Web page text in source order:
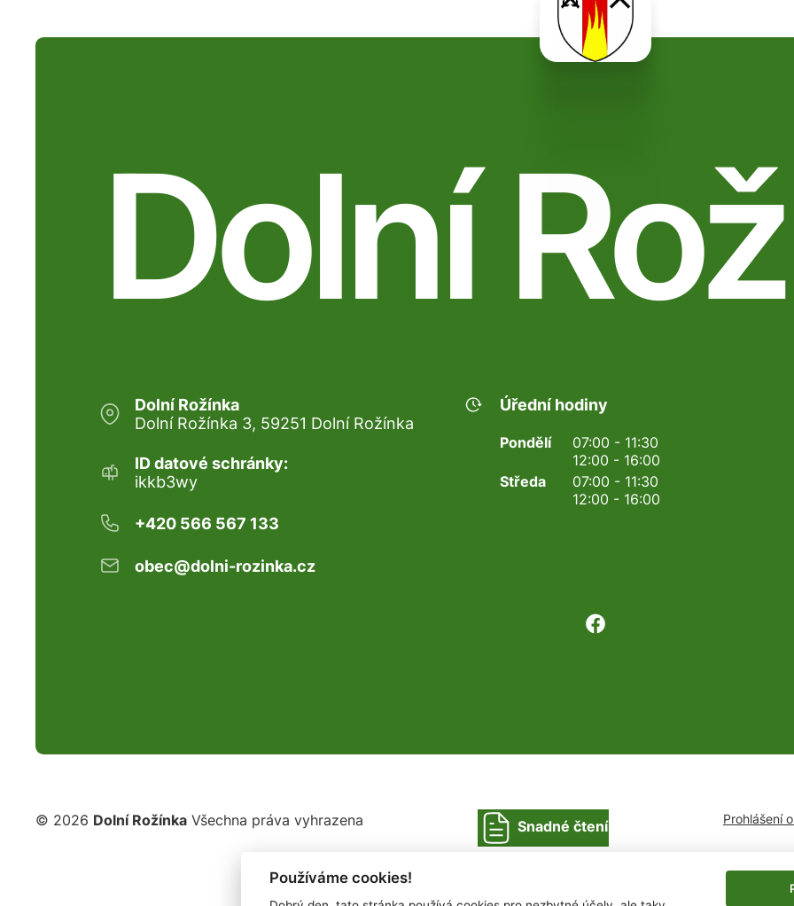
Dolní
Dolní Rožínka
Dolní Rožínka 3, 59251 Dolní Rožínka
ID datové schránky:
ikkb3wy
+420 566 567 133
obec@dolni-rozinka.cz
Úřední hodiny
Pondělí
07:00 - 11:30
12:00 - 16:00
Středa
07:00 - 11:30
12:00 - 16:00
© 2026 Dolní Rožínka Všechna práva vyhrazena Snadné čtení Prohlášení
Používáme cookies!